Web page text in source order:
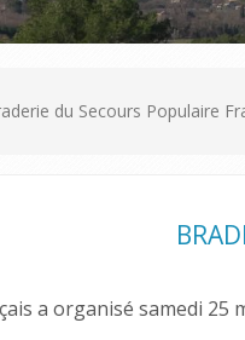
du Secours Populaire
a organisé samedi 25